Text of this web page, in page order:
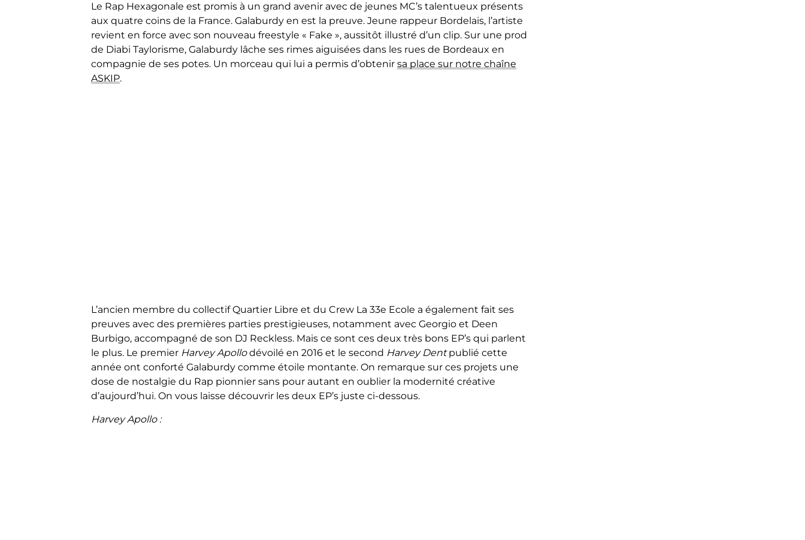
Le Rap Hexagonale est promis à un grand avenir avec de jeunes MC’s talentueux présents
aux quatre coins de la France. Galaburdy en est la preuve. Jeune rappeur Bordelais, l’artiste
revient en force avec son nouveau freestyle « Fake », aussitôt illustré d’un clip. Sur une prod
de Diabi Taylorisme, Galaburdy lâche ses rimes aiguisées dans les rues de Bordeaux en
compagnie de ses potes. Un morceau qui lui a permis d’obtenir sa place sur notre chaîne
ASKIP.
L’ancien membre du collectif Quartier Libre et du Crew La 33e Ecole a également fait ses
preuves avec des premières parties prestigieuses, notamment avec Georgio et Deen
Burbigo, accompagné de son DJ Reckless. Mais ce sont ces deux très bons EP’s qui parlent
le plus. Le premier Harvey Apollodévoilé en 2016 et le second Harvey Dentpublié cette
année ont conforté Galaburdy comme étoile montante. On remarque sur ces projets une
dose de nostalgie du Rap pionnier sans pour autant en oublier la modernité créative
d’aujourd’hui. On vous laisse découvrir les deux EP’s juste ci-dessous.
Harvey Apollo :